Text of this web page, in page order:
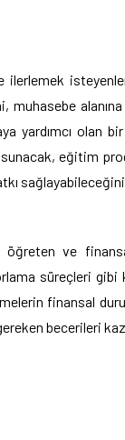
ilerlemek
muhasebe
yardımcı olan
eğitim
ve
süreçleri
finansal
becerileri